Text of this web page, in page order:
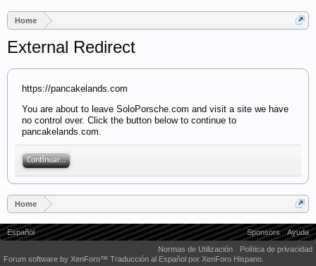
Home
External Redirect
https://pancakelands.com
You are about to leave SoloPorsche.com and visit a site we have
no control over. Click the button below to continue to
pancakelands.com.
Continuar...
Home
Español Sponsors
Ayuda
Normas de Utilización
Política de privacidad
Forum software by XenForo™ Traducción al Español por XenForo Hispano.